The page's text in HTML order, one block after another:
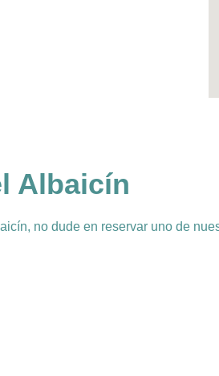
Albaicín
no dude en reservar uno de